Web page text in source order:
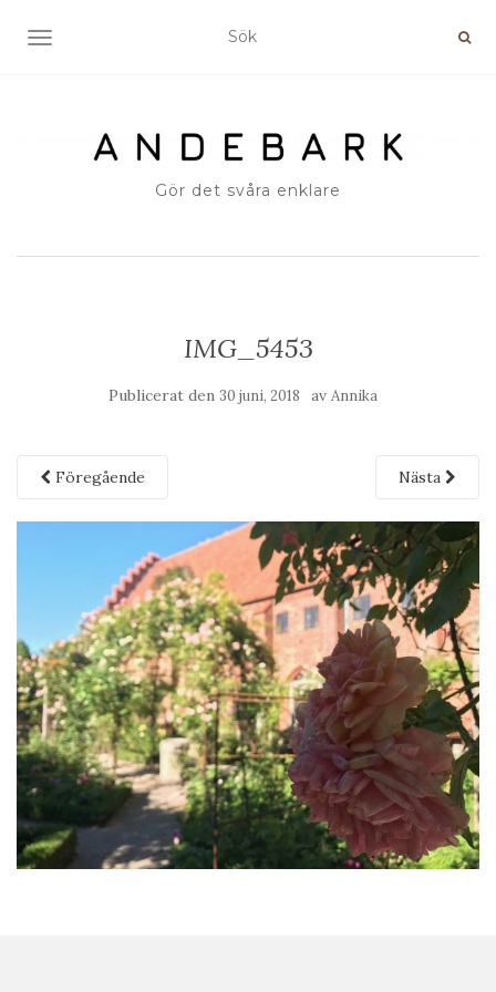
SLÅ PÅ/AV NAVIGERING
Gör det svåra enklare
IMG_5453
Publicerat den 30 juni, 2018 av Annika
Föregående Nästa